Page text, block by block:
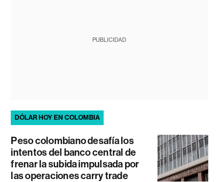
PUBLICIDAD
DÓLAR HOY EN COLOMBIA
Peso colombiano desafía los
intentos del banco central de
frenar la subida impulsada por
las operaciones carry trade